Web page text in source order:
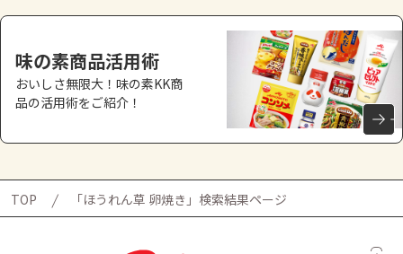
味の素商品活用術
おいしさ無限大！味の素KK商
品の活用術をご紹介！
TOP 「ほうれん草 卵焼き」検索結果ページ